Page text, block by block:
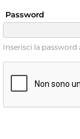
Password
Inserisci la